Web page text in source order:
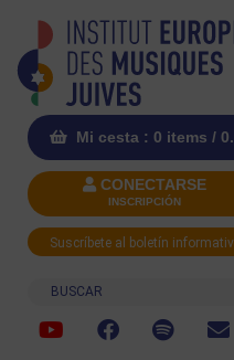
Mi cesta : 0 items /
CONECTARSE
INSCRIPCIÓN
Suscríbete al boletín
Buscar